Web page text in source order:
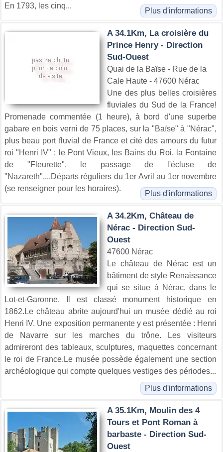
En 1793, les cinq...
Plus d'informations
A 34.1Km, La croisière du
Prince Henry - Direction
Sud-Ouest
Quai de la Baïse - Rue de la
Cale Haute - 47600 Nérac
Une des plus belles croisières
fluviales du Sud de la France!
Promenade commentée (1 heure), à bord d'une superbe
gabare en bois verni de 75 places, sur la "Baïse" à "Nérac",
plus beau port fluvial de France et cité des amours du futur
roi "Henri IV" : le Pont Vieux, les Bains du Roi, la Fontaine
de "Fleurette", le passage de l'écluse de
"Nazareth",...Départs réguliers du 1er Avril au 1er novembre
(se renseigner pour les horaires).
Plus d'informations
A 34.2Km, Château de
Nérac - Direction Sud-
Ouest
47600 Nérac
Le château de Nérac est un
bâtiment de style Renaissance
qui se situe à Nérac, dans le
Lot-et-Garonne. Il est classé monument historique en
1862.Le château abrite aujourd'hui un musée dédié au roi
Henri IV. Une exposition permanente y est présentée : Henri
de Navarre sur les marches du trône. Les visiteurs
admireront des tableaux, sculptures, maquettes concernant
le roi de France.Le musée possède également une section
archéologique qui compte quelques vestiges des périodes...
Plus d'informations
A 35.1Km, Moulin des 4
Tours et Pont Roman à
barbaste - Direction Sud-
Ouest